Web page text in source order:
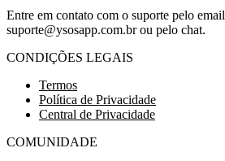
Entre em contato com o suporte pelo email
suporte@ysosapp.com.brou pelo chat.
CONDIÇÕES LEGAIS
Termos
Política de Privacidade
Central de Privacidade
COMUNIDADE